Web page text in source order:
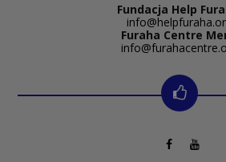
Fundacja Help
Furaha Centre